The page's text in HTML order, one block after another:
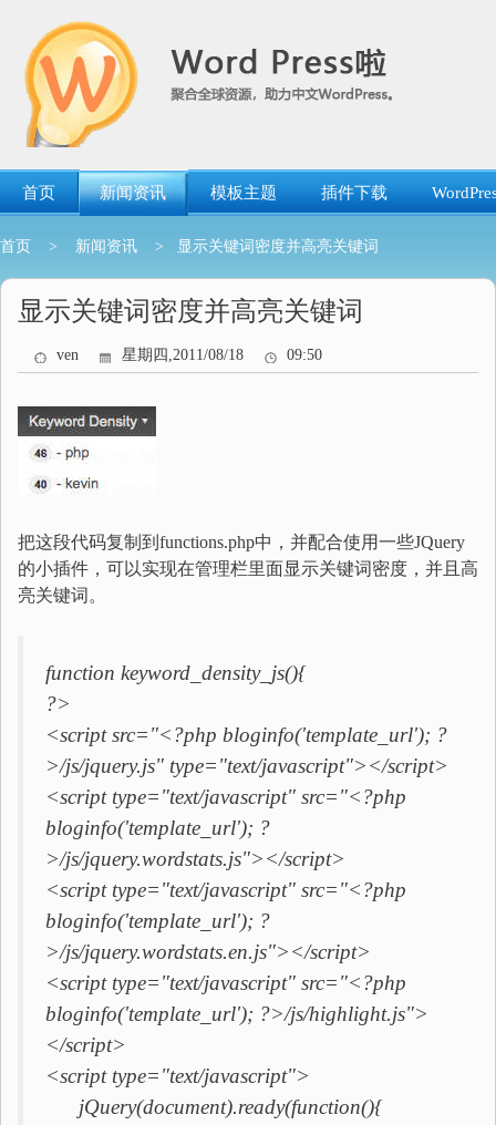
首页 新闻资讯 模板主题 插件下载
首页 > 新闻资讯 > 显示关键词密度并高亮关键词
显示关键词密度并高亮关键词
ven 星期四,2011/08/18 09:50
把这段代码复制到functions.php中，并配合使用一些JQuery
的小插件，可以实现在管理栏里面显示关键词密度，并且高
亮关键词。
function keyword_density_js(){
?>
<script src="<?php bloginfo('template_url'); ?
>/js/jquery.js" type="text/javascript"></script>
<script type="text/javascript" src="<?php
bloginfo('template_url'); ?
>/js/jquery.wordstats.js"></script>
<script type="text/javascript" src="<?php
bloginfo('template_url'); ?
>/js/jquery.wordstats.en.js"></script>
<script type="text/javascript" src="<?php
bloginfo('template_url'); ?>/js/highlight.js">
</script>
<script type="text/javascript">
jQuery(document).ready(function(){